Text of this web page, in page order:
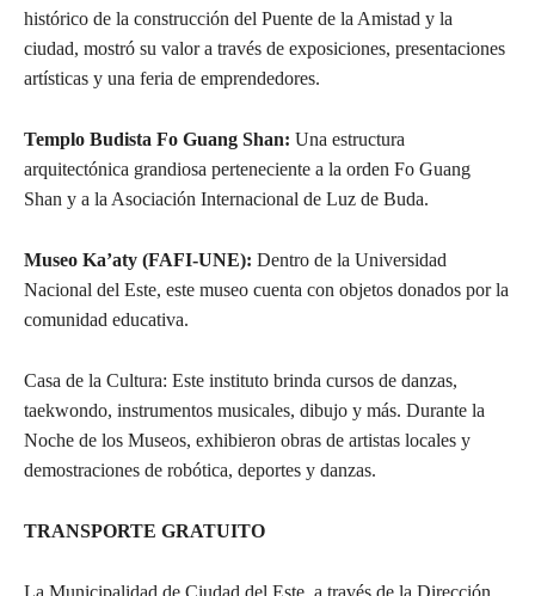
histórico de la construcción del Puente de la Amistad y la
ciudad, mostró su valor a través de exposiciones, presentaciones
artísticas y una feria de emprendedores.
Templo Budista Fo Guang Shan: Una estructura
arquitectónica grandiosa perteneciente a la orden Fo Guang
Shan y a la Asociación Internacional de Luz de Buda.
Museo Ka’aty (FAFI-UNE): Dentro de la Universidad
Nacional del Este, este museo cuenta con objetos donados por la
comunidad educativa.
Casa de la Cultura: Este instituto brinda cursos de danzas,
taekwondo, instrumentos musicales, dibujo y más. Durante la
Noche de los Museos, exhibieron obras de artistas locales y
demostraciones de robótica, deportes y danzas.
TRANSPORTE GRATUITO
La Municipalidad de Ciudad del Este, a través de la Dirección